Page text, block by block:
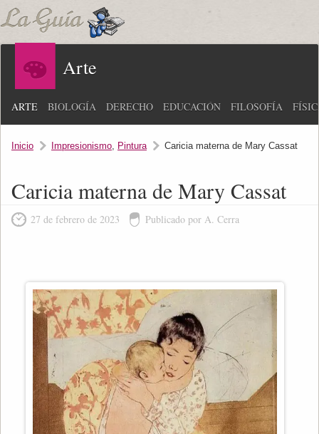
Arte
ARTE BIOLOGÍA DERECHO EDUCACIÓN FILOSOFÍA
Inicio Impresionismo, Pintura Caricia materna de Mary Cassat
Caricia materna de Mary Cassat
27 de febrero de 2023 Publicado por A. Cerra